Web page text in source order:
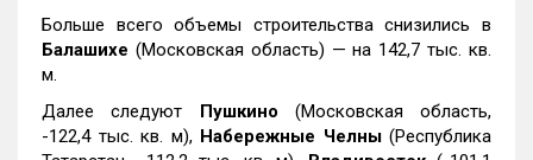
Больше всего объемы строительства снизились в
Балашихе (Московская область) — на 142,7 тыс. кв.
м.
Далее следуют Пушкино (Московская область,
-122,4 тыс. кв. м), Набережные Челны(Республика